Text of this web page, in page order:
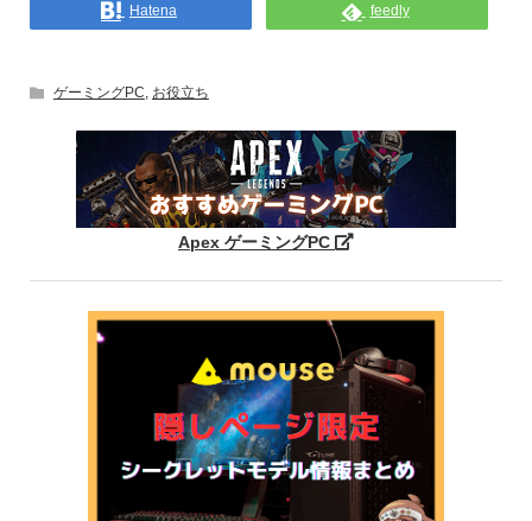
Hatena feedly
ゲーミングPC, お役立ち
Apex ゲーミングPC